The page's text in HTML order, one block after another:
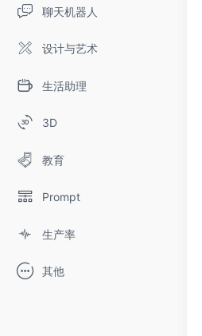
聊天机器人
设计与艺术
生活助理
3D
教育
Prompt
生产率
其他